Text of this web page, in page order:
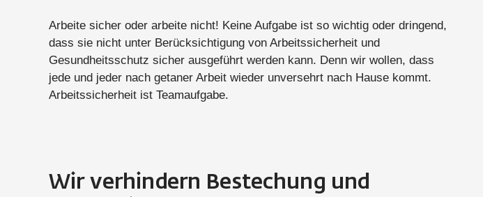
Arbeite sicher oder arbeite nicht! Keine Aufgabe ist so wichtig oder dringend,
dass sie nicht unter Berücksichtigung von Arbeitssicherheit und
Gesundheitsschutz sicher ausgeführt werden kann. Denn wir wollen, dass
jede und jeder nach getaner Arbeit wieder unversehrt nach Hause kommt.
Arbeitssicherheit ist Teamaufgabe.
Wir verhindern Bestechung und